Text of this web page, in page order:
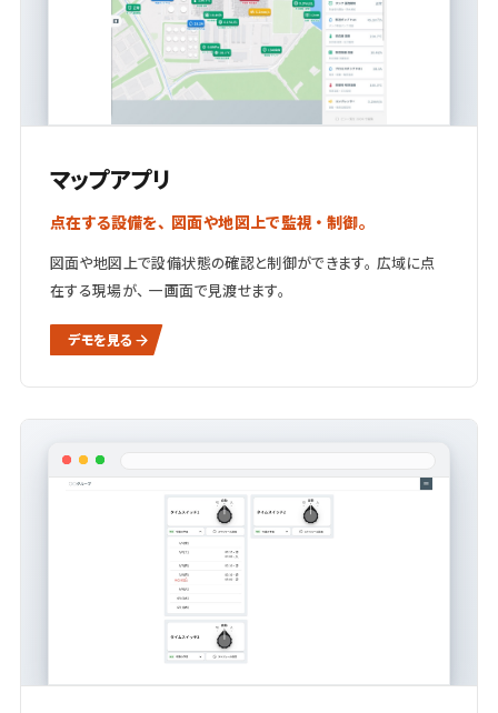
マップアプリ
点在する設備を、図面や地図上で監視・制御。
図面や地図上で設備状態の確認と制御ができます。広域に点
在する現場が、一画面で見渡せます。
デモを見る